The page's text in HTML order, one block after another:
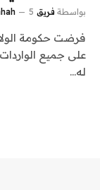
بواسطة فريق alwahah 5 مارس، 2025
على جميع
له…